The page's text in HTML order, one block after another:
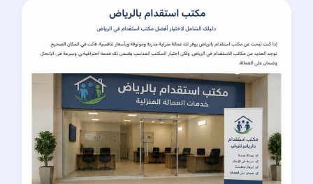
بالرياض